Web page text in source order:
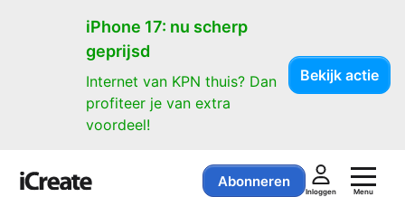
iPhone 17: nu scherp
geprijsd
Internet van KPN thuis? Dan
profiteer je van extra
voordeel!
Bekijk actie
Abonneren
Inloggen Menu